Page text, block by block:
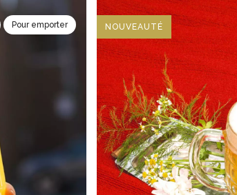
Pour emporter NOUVEAUTÉ